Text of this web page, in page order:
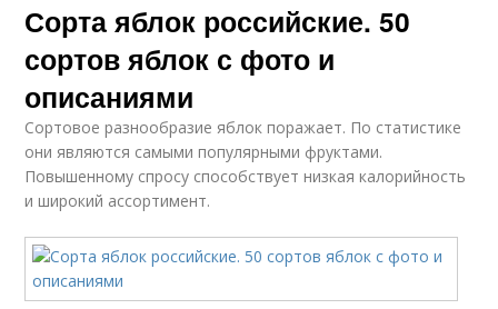
Сорта яблок российские. 50
сортов яблок с фото и
описаниями
Сортовое разнообразие яблок поражает. По статистике
они являются самыми популярными фруктами.
Повышенному спросу способствует низкая калорийность
и широкий ассортимент.